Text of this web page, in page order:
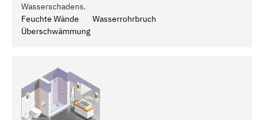
Wasserschadens.
Feuchte Wände
Wasserrohrbruch
Überschwämmung